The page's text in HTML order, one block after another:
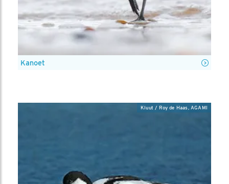
Kanoet
Kluut / Roy de Haas, AGAMI